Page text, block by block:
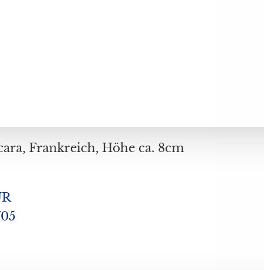
Konvolut 6 Champagner-Schalen, Baccara, Frankreich, Höhe ca. 8cm